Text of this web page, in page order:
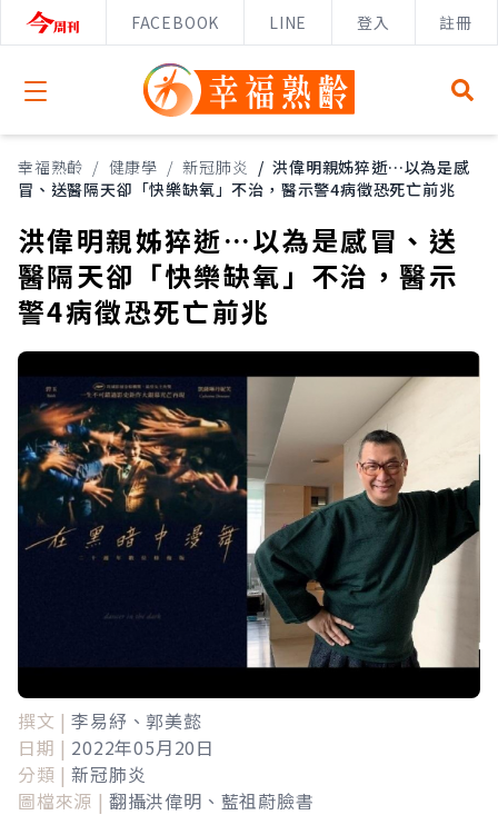
FACEBOOK LINE 登入 註冊
Open menu
幸福熟齡 / 健康學 / 新冠肺炎 / 洪偉明親姊猝逝…以為是感
冒、送醫隔天卻「快樂缺氧」不治，醫示警4病徵恐死亡前兆
洪偉明親姊猝逝…以為是感冒、送
醫隔天卻「快樂缺氧」不治，醫示
警4病徵恐死亡前兆
撰文 | 李易紓、郭美懿
日期 | 2022年05月20日
分類 | 新冠肺炎
圖檔來源 | 翻攝洪偉明、藍祖蔚臉書